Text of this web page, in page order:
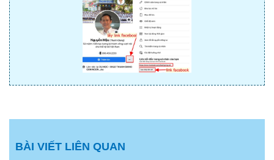
BÀI VIẾT LIÊN QUAN